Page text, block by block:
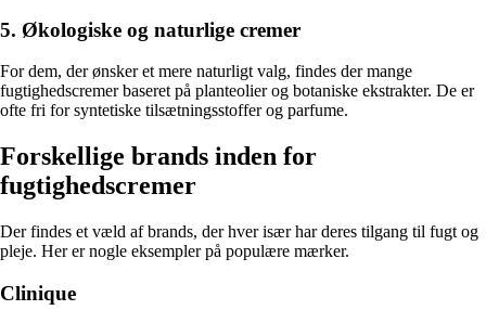
5. Økologiske og naturlige cremer
For dem, der ønsker et mere naturligt valg, findes der mange
fugtighedscremer baseret på planteolier og botaniske ekstrakter. De er
ofte fri for syntetiske tilsætningsstoffer og parfume.
Forskellige brands inden for
fugtighedscremer
Der findes et væld af brands, der hver især har deres tilgang til fugt og
pleje. Her er nogle eksempler på populære mærker.
Clinique